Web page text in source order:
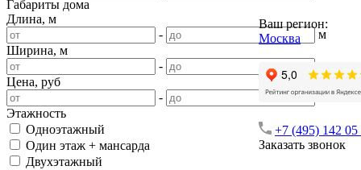
Ваш регион:
Москва
+7 (495) 142 05
Заказать звонок
Габариты дома
Длина, м
-
м
Ширина, м
-
Цена, руб
-
Этажность
Одноэтажный
Один этаж + мансарда
Двухэтажный